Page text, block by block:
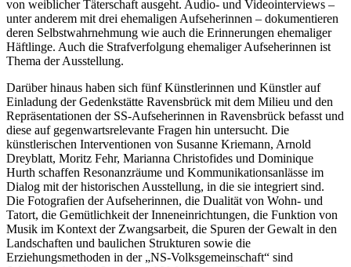
von weiblicher Täterschaft ausgeht. Audio- und Videointerviews –
unter anderem mit drei ehemaligen Aufseherinnen – dokumentieren
deren Selbstwahrnehmung wie auch die Erinnerungen ehemaliger
Häftlinge. Auch die Strafverfolgung ehemaliger Aufseherinnen ist
Thema der Ausstellung.
Darüber hinaus haben sich fünf Künstlerinnen und Künstler auf
Einladung der Gedenkstätte Ravensbrück mit dem Milieu und den
Repräsentationen der SS-Aufseherinnen in Ravensbrück befasst und
diese auf gegenwartsrelevante Fragen hin untersucht. Die
künstlerischen Interventionen von Susanne Kriemann, Arnold
Dreyblatt, Moritz Fehr, Marianna Christofides und Dominique
Hurth schaffen Resonanzräume und Kommunikationsanlässe im
Dialog mit der historischen Ausstellung, in die sie integriert sind.
Die Fotografien der Aufseherinnen, die Dualität von Wohn- und
Tatort, die Gemütlichkeit der Inneneinrichtungen, die Funktion von
Musik im Kontext der Zwangsarbeit, die Spuren der Gewalt in den
Landschaften und baulichen Strukturen sowie die
Erziehungsmethoden in der „NS-Volksgemeinschaft“ sind